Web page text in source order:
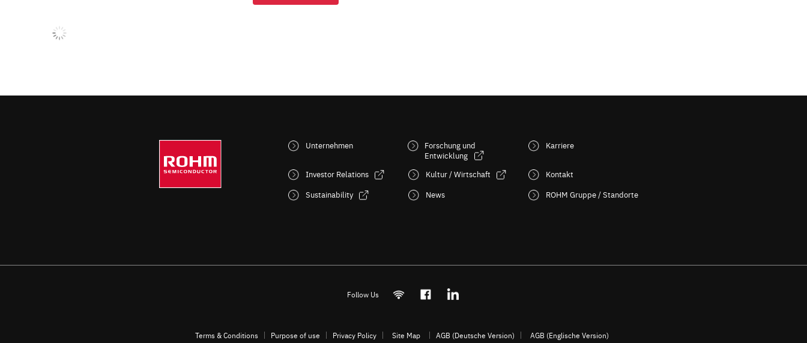
Unternehmen
Investor Relations
Sustainability
Forschung und
Entwicklung
Kultur / Wirtschaft
News
Karriere
Kontakt
ROHM Gruppe / Standorte
Follow Us
Terms & Conditions Purpose of use Privacy Policy Site Map AGB (Deutsche Version) AGB (Englische Version)